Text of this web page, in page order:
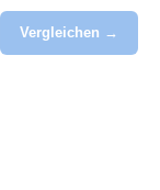
Die Sommer
weit
30 °C, und
Regen
Vergleichen →